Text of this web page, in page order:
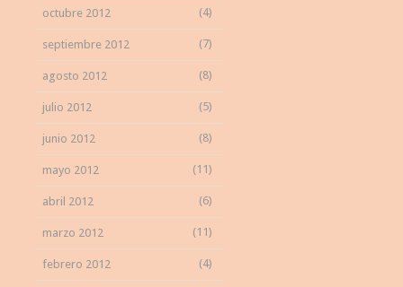
octubre 2012 (4)
septiembre 2012 (7)
agosto 2012 (8)
julio 2012 (5)
junio 2012 (8)
mayo 2012 (11)
abril 2012 (6)
marzo 2012 (11)
febrero 2012 (4)